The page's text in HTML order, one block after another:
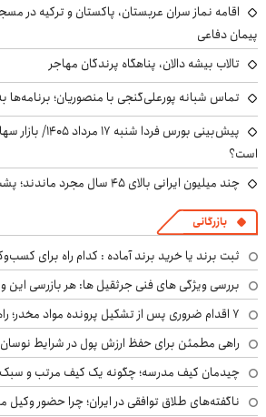
اقامه نماز سران عربستان، پاکستان و ترکیه در
پیمان دفاعی
تالاب بیشه دالان، پناهگاه پرندگان مهاجر
تماس شبانه پورعلی‌گنجی با منصوریان؛
پیش‌بینی بورس فردا
است؟
چند میلیون ایرانی بالای ۴۵ سال مجرد ماندند؛ پشت‌پرده چیست؟
بازرگانی
ثبت برند یا خرید برند آماده : کدام راه برای
بررسی ویژگی های فنی جرثقیل ها: هر بازرسی این
۷ اقدام ضروری پس از تشکیل پرونده مواد مخدر؛ راهنمای خانواده‌ها
راهی مطمئن برای حفظ ارزش پول در شرایط نوسان
چیدمان کیف مدرسه؛ چگونه یک کیف مرتب و سبک
ناگفته‌های طلاق توافقی در ایران؛ چرا حضور